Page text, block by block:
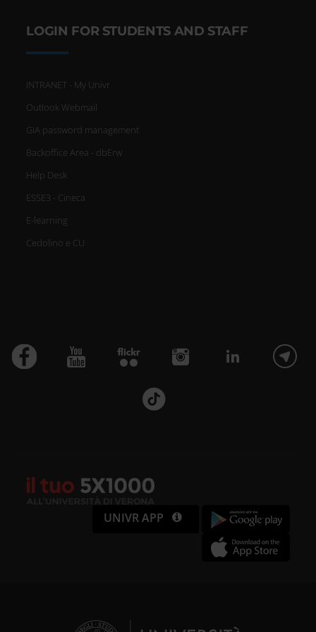
LOGIN FOR STUDENTS AND STAFF
INTRANET - My Univr
Outlook Webmail
GIA password management
Backoffice Area - dbErw
Help Desk
ESSE3 - Cineca
E-learning
Cedolino e CU
UNIVR APP